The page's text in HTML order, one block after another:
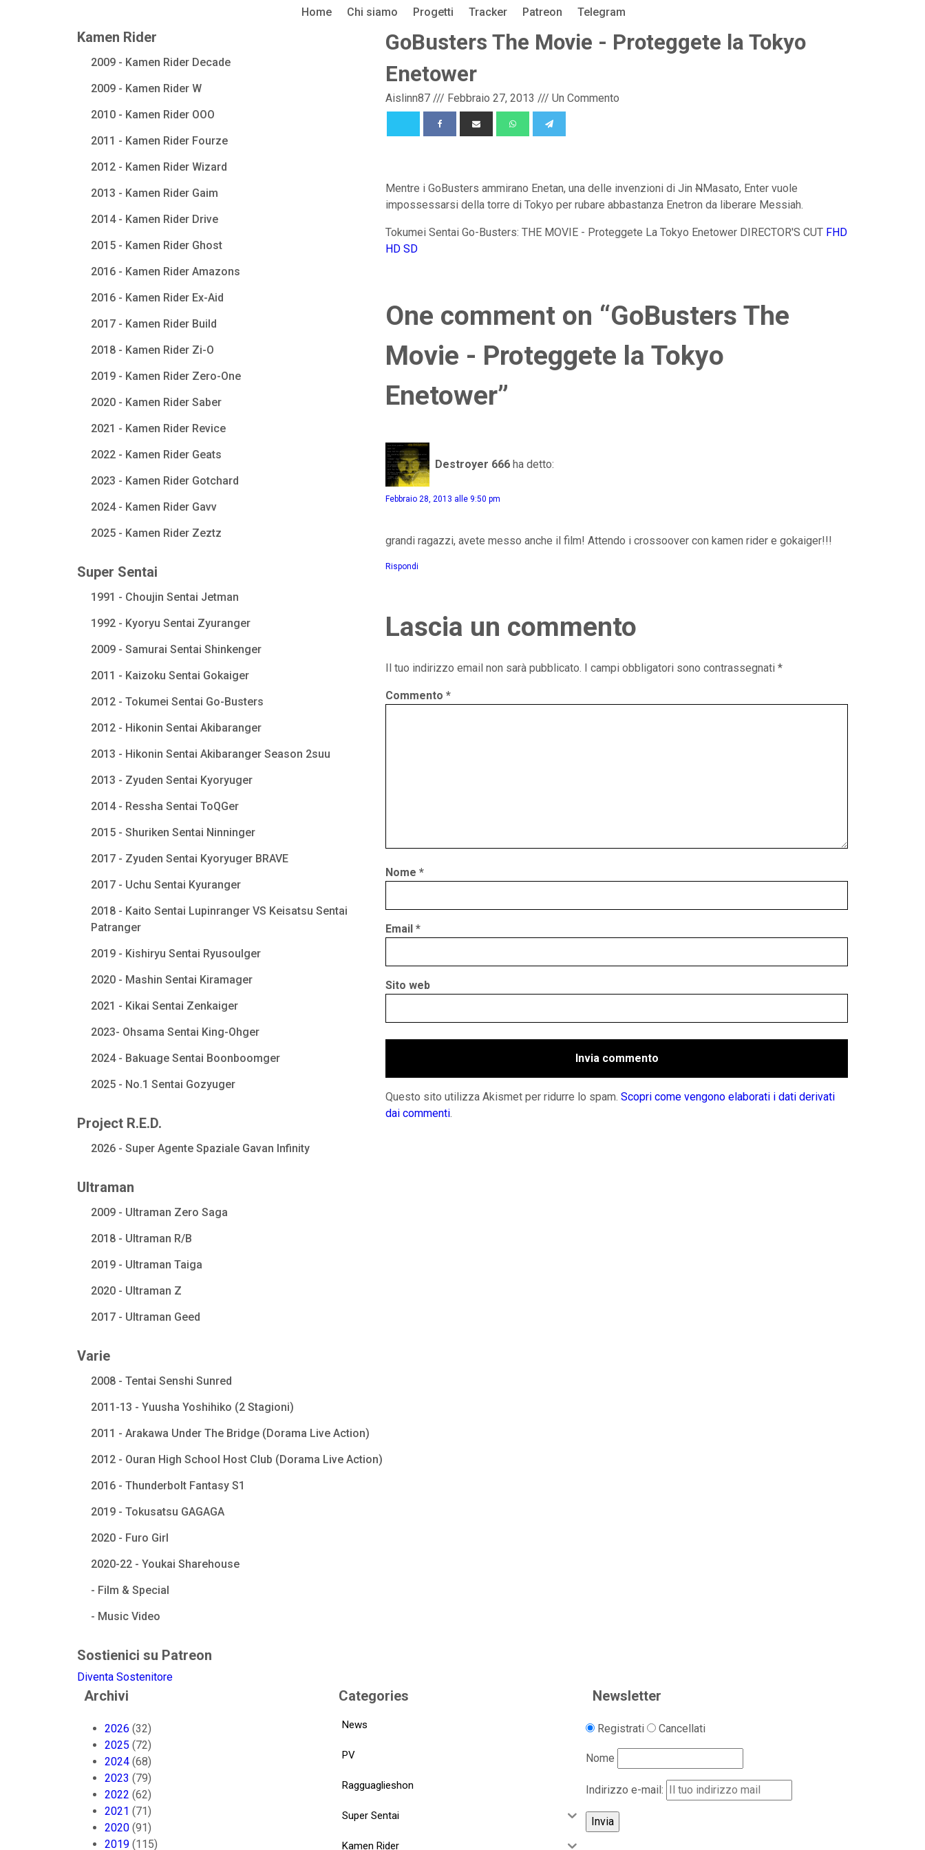
Home Chi siamo Progetti Tracker Patreon Telegram
Kamen Rider
2009 - Kamen Rider Decade
2009 - Kamen Rider W
2010 - Kamen Rider OOO
2011 - Kamen Rider Fourze
2012 - Kamen Rider Wizard
2013 - Kamen Rider Gaim
2014 - Kamen Rider Drive
2015 - Kamen Rider Ghost
2016 - Kamen Rider Amazons
2016 - Kamen Rider Ex-Aid
2017 - Kamen Rider Build
2018 - Kamen Rider Zi-O
2019 - Kamen Rider Zero-One
2020 - Kamen Rider Saber
2021 - Kamen Rider Revice
2022 - Kamen Rider Geats
2023 - Kamen Rider Gotchard
2024 - Kamen Rider Gavv
2025 - Kamen Rider Zeztz
Super Sentai
1991 - Choujin Sentai Jetman
1992 - Kyoryu Sentai Zyuranger
2009 - Samurai Sentai Shinkenger
2011 - Kaizoku Sentai Gokaiger
2012 - Tokumei Sentai Go-Busters
2012 - Hikonin Sentai Akibaranger
2013 - Hikonin Sentai Akibaranger Season 2suu
2013 - Zyuden Sentai Kyoryuger
2014 - Ressha Sentai ToQGer
2015 - Shuriken Sentai Ninninger
2017 - Zyuden Sentai Kyoryuger BRAVE
2017 - Uchu Sentai Kyuranger
2018 - Kaito Sentai Lupinranger VS Keisatsu Sentai
Patranger
2019 - Kishiryu Sentai Ryusoulger
2020 - Mashin Sentai Kiramager
2021 - Kikai Sentai Zenkaiger
2023- Ohsama Sentai King-Ohger
2024 - Bakuage Sentai Boonboomger
2025 - No.1 Sentai Gozyuger
Project R.E.D.
2026 - Super Agente Spaziale Gavan Infinity
Ultraman
2009 - Ultraman Zero Saga
2018 - Ultraman R/B
2019 - Ultraman Taiga
2020 - Ultraman Z
2017 - Ultraman Geed
Varie
2008 - Tentai Senshi Sunred
2011-13 - Yuusha Yoshihiko (2 Stagioni)
2011 - Arakawa Under The Bridge (Dorama Live Action)
2012 - Ouran High School Host Club (Dorama Live Action)
2016 - Thunderbolt Fantasy S1
2019 - Tokusatsu GAGAGA
2020 - Furo Girl
2020-22 - Youkai Sharehouse
- Film & Special
- Music Video
Sostienici su Patreon
Diventa Sostenitore
GoBusters The Movie - Proteggete la Tokyo
Enetower
Aislinn87 /// Febbraio 27, 2013 /// Un Commento
Mentre i GoBusters ammirano Enetan, una delle invenzioni di Jin NMasato, Enter vuole
impossessarsi della torre di Tokyo per rubare abbastanza Enetron da liberare Messiah.
Tokumei Sentai Go-Busters: THE MOVIE - Proteggete La Tokyo Enetower DIRECTOR'S CUT FHD
HD SD
One comment on “GoBusters The
Movie - Proteggete la Tokyo
Enetower”
Destroyer 666 ha detto:
Febbraio 28, 2013 alle 9:50 pm
grandi ragazzi, avete messo anche il film! Attendo i crossoover con kamen rider e gokaiger!!!
Rispondi
Lascia un commento
Il tuo indirizzo email non sarà pubblicato. I campi obbligatori sono contrassegnati *
Commento *
Nome *
Email *
Sito web
Questo sito utilizza Akismet per ridurre lo spam. Scopri come vengono elaborati i dati derivati
dai commenti.
Archivi
2026 (32)
2025 (72)
2024 (68)
2023 (79)
2022 (62)
2021 (71)
2020 (91)
2019 (115)
Categories
News
PV
Ragguaglieshon
Super Sentai
Kamen Rider
Newsletter
Registrati Cancellati
Nome
Indirizzo e-mail: